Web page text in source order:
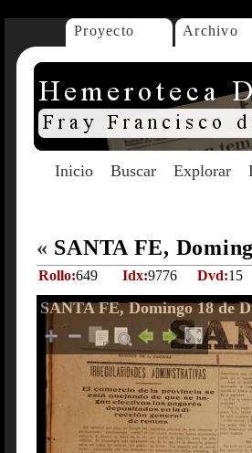
Proyecto Archivo
Inicio Buscar Explorar
« SANTA FE,
Rollo:649 Idx:9776 Dvd:15
SANTA FE, Domingo 18 de